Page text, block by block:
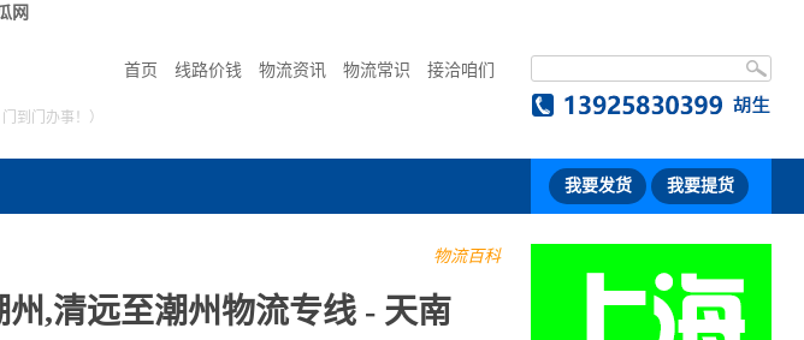
网
首页 线路价钱 物流资讯 物流常识 接洽咱们
到门办事！）
我要发货 我要提货
物流百科
,清远至潮州物流专线 - 天南